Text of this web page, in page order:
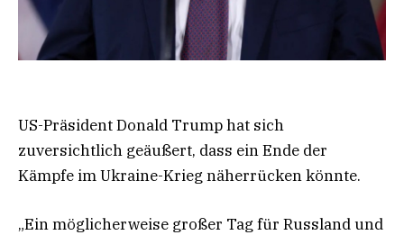
US-Präsident Donald Trump hat sich
zuversichtlich geäußert, dass ein Ende der
Kämpfe im Ukraine-Krieg näherrücken könnte.
„Ein möglicherweise großer Tag für Russland und